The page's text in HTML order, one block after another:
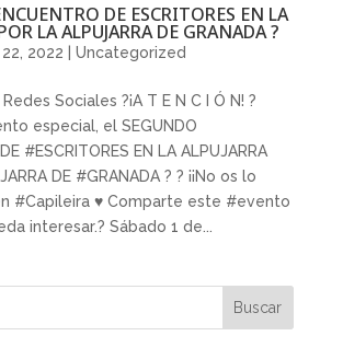
DE ESCRITORES EN LA
LA ALPUJARRA DE GRANADA ?
2022 Uncategorized
Sociales ?¡A T E N C I Ó N! ?
especial, el SEGUNDO
#ESCRITORES EN LA ALPUJARRA
DE #GRANADA ? ? ¡¡No os lo
#Capileira ♥️ Comparte este #evento
interesar.? Sábado 1 de...
Buscar